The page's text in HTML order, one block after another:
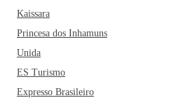
Kaissara
Princesa dos Inhamuns
Unida
ES Turismo
Expresso Brasileiro